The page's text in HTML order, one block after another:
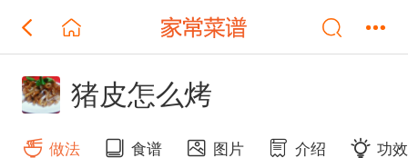
猪皮怎么烤
做法 食谱 图片 介绍 功效